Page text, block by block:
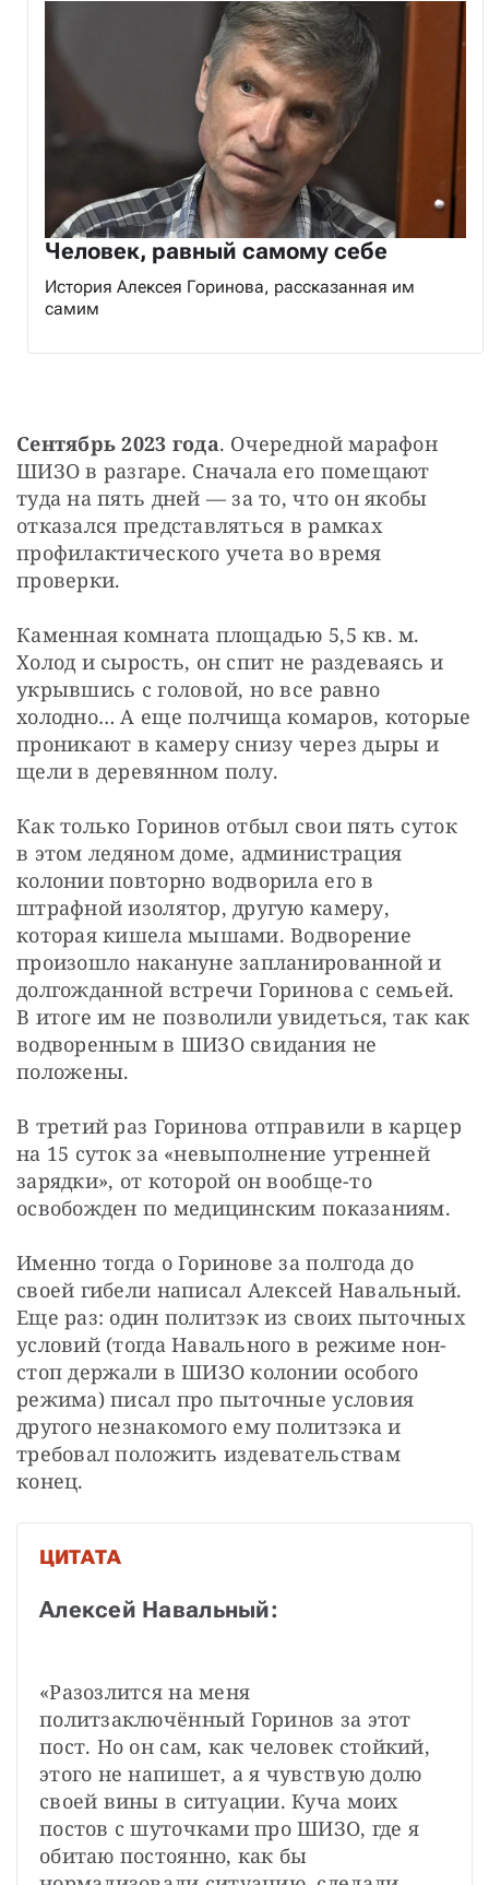
Человек, равный самому себе
История Алексея Горинова, рассказанная им
самим
Сентябрь 2023 года. Очередной марафон
ШИЗО в разгаре. Сначала его помещают
туда на пять дней — за то, что он якобы
отказался представляться в рамках
профилактического учета во время
проверки.
Каменная комната площадью 5,5 кв. м.
Холод и сырость, он спит не раздеваясь и
укрывшись с головой, но все равно
холодно… А еще полчища комаров, которые
проникают в камеру снизу через дыры и
щели в деревянном полу.
Как только Горинов отбыл свои пять суток
в этом ледяном доме, администрация
колонии повторно водворила его в
штрафной изолятор, другую камеру,
которая кишела мышами. Водворение
произошло накануне запланированной и
долгожданной встречи Горинова с семьей.
В итоге им не позволили увидеться, так как
водворенным в ШИЗО свидания не
положены.
В третий раз Горинова отправили в карцер
на 15 суток за «невыполнение утренней
зарядки», от которой он вообще-то
освобожден по медицинским показаниям.
Именно тогда о Горинове за полгода до
своей гибели написал Алексей Навальный.
Еще раз: один политзэк из своих пыточных
условий (тогда Навального в режиме нон-
стоп держали в ШИЗО колонии особого
режима) писал про пыточные условия
другого незнакомого ему политзэка и
требовал положить издевательствам
конец.
ЦИТАТА
Алексей Навальный:
«Разозлится на меня
политзаключённый Горинов за этот
пост. Но он сам, как человек стойкий,
этого не напишет, а я чувствую долю
своей вины в ситуации. Куча моих
постов с шуточками про ШИЗО, где я
обитаю постоянно, как бы